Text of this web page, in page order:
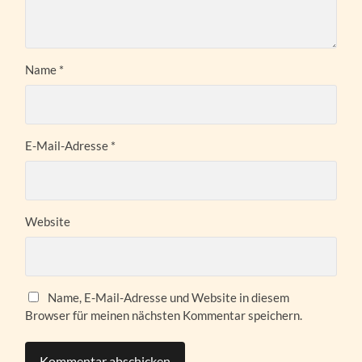
Name *
E-Mail-Adresse *
Website
Name, E-Mail-Adresse und Website in diesem
Browser für meinen nächsten Kommentar speichern.